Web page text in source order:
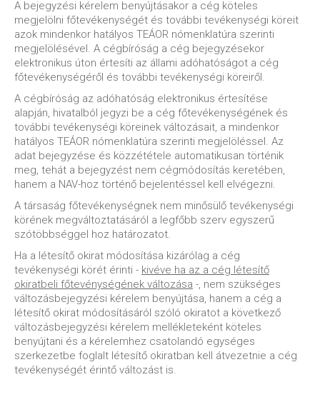
A bejegyzési kérelem benyújtásakor a cég köteles
megjelölni főtevékenységét és további tevékenységi köreit
azok mindenkor hatályos TEÁOR nómenklatúra szerinti
megjelölésével. A cégbíróság a cég bejegyzésekor
elektronikus úton értesíti az állami adóhatóságot a cég
főtevékenységéről és további tevékenységi köreiről.
A cégbíróság az adóhatóság elektronikus értesítése
alapján, hivatalból jegyzi be a cég főtevékenységének és
további tevékenységi köreinek változásait, a mindenkor
hatályos TEÁOR nómenklatúra szerinti megjelöléssel. Az
adat bejegyzése és közzététele automatikusan történik
meg, tehát a bejegyzést nem cégmódosítás keretében,
hanem a NAV-hoz történő bejelentéssel kell elvégezni.
A társaság főtevékenységnek nem minősülő tevékenységi
körének megváltoztatásáról a legfőbb szerv egyszerű
szótöbbséggel hoz határozatot.
Ha a létesítő okirat módosítása kizárólag a cég
tevékenységi körét érinti - kivéve ha az a cég létesítő
okiratbeli főtevénységének változása -, nem szükséges
változásbejegyzési kérelem benyújtása, hanem a cég a
létesítő okirat módosításáról szóló okiratot a következő
változásbejegyzési kérelem mellékleteként köteles
benyújtani és a kérelemhez csatolandó egységes
szerkezetbe foglalt létesítő okiratban kell átvezetnie a cég
tevékenységét érintő változást is.